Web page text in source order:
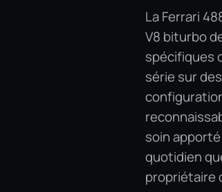
La Ferrari
V8 biturbo
spécifiques
série sur
soin
quotidien
propriétaire